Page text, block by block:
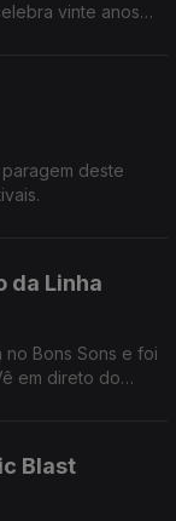
vinte anos
deste
da Linha
no Bons Sons e foi
em direto do
Blast